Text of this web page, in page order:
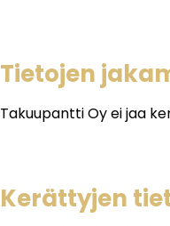
Tietojen
Takuupantti Oy ei jaa
Kerättyjen